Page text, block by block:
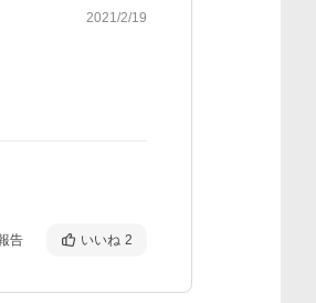
2021/2/19
告 いいね 2